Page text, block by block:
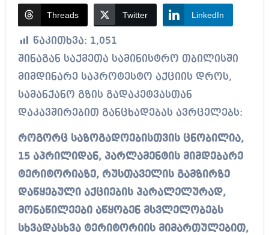
Threads Twitter LinkedIn
წაკითხვა: 1,051
შინაგან საქმეთა სამინისტრო თბილისში
მიმდინარე საპროტესტო აქციის დროს,
სამანქანო გზის გადაკეტვასთან
დაკავშირებით განცხადებას ავრცელებს:
როგორც საზოგადოებისთვის ცნობილია,
15 აპრილიდან, პარლამენტის მიმდებარე
ტერიტორიაზე, რუსთაველის გამზირზე
დაწყებული აქციების პარალელურად,
მონაწილეები აწყობენ მსვლელობებს
სხვადასხვა ტერიტორიის მიმართულებით,